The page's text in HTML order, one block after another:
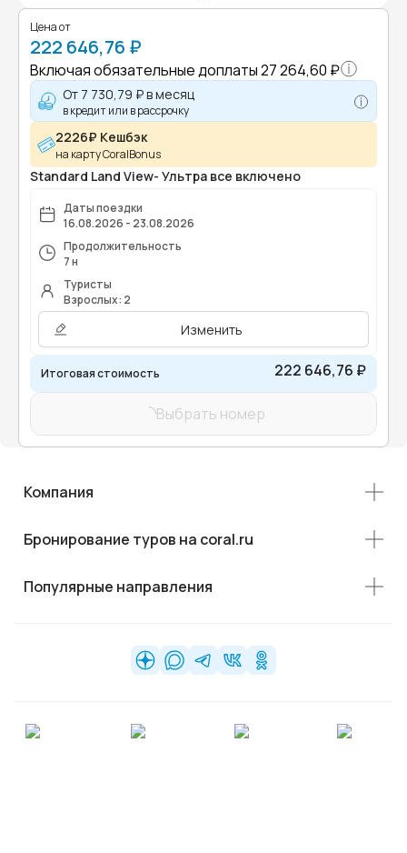
Цена от
222 646,76 ₽
Включая обязательные доплаты27 264,60 ₽
От 7 730,79 ₽в месяц
в кредит или в рассрочку
2226₽ Кешбэк
на карту CoralBonus
Standard Land View- Ультра все включено
Даты поездки
16.08.2026 - 23.08.2026
Продолжительность
7 н
Туристы
Взрослых: 2
Изменить
Итоговая стоимость 222 646,76 ₽
Выбрать номер
Компания
Бронирование туров на coral.ru
Популярные направления